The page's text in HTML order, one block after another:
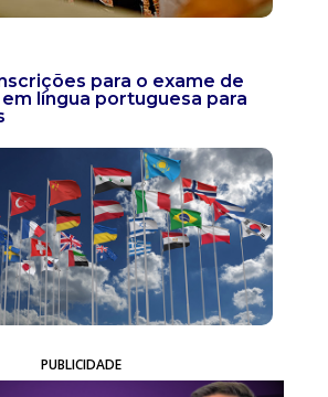
para o exame de
língua portuguesa para
PUBLICIDADE